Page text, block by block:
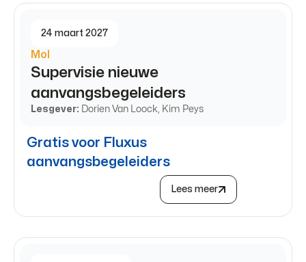
24 maart 2027
Mol
Supervisie nieuwe
aanvangsbegeleiders
Lesgever: Dorien Van Loock, Kim Peys
Gratis voor Fluxus
aanvangsbegeleiders
Lees meer